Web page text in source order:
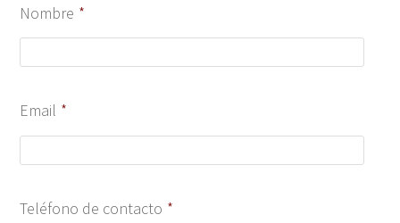
Nombre *
Email *
Teléfono de contacto *